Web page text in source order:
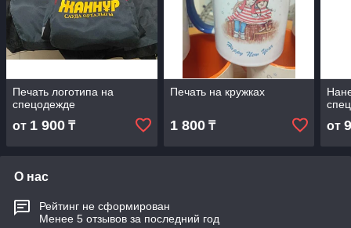
Печать логотипа на
спецодежде
от 1 900 ₸
Печать на кружках
1 800₸ от
О нас
Рейтинг не сформирован
Менее 5 отзывов за последний год